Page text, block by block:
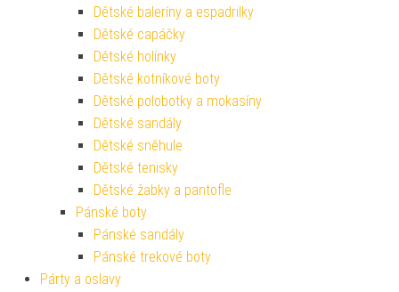
Dětské baleríny a espadrilky
Dětské capáčky
Dětské holínky
Dětské kotníkové boty
Dětské polobotky a mokasíny
Dětské sandály
Dětské sněhule
Dětské tenisky
Dětské žabky a pantofle
Pánské boty
Pánské sandály
Pánské trekové boty
Párty a oslavy